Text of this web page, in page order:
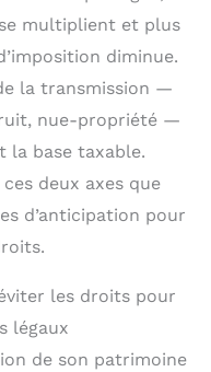
multiplient et plus
diminue.
la transmission —
nue-propriété —
la base taxable.
deux axes que
d’anticipation pour
les droits pour
légaux
de son patrimoine